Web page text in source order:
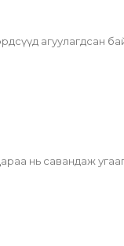
агуулагдсан
нь савандаж